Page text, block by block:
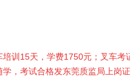
培训15天，学费1750元；叉车考
，考试合格发东莞质监局上岗